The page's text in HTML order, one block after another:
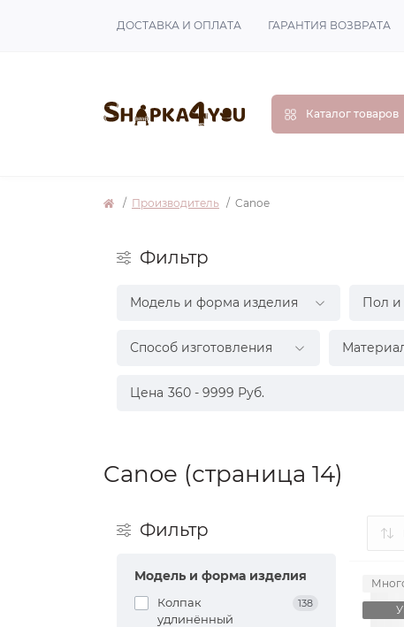
ДОСТАВКА И ОПЛАТА ГАРАНТИЯ ВОЗВРАТА
Каталог товаров
Производитель Canoe
Фильтр
Модель и форма изделия Пол и
Способ изготовления
360 - 9999 Руб.
Цена
Canoe (страница 14)
Фильтр
Модель и форма изделия
Колпак
удлинённый
138